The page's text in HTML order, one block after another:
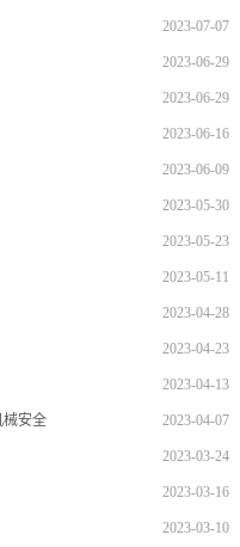
2023-07-07
2023-06-29
2023-06-29
2023-06-16
2023-06-09
2023-05-30
2023-05-23
2023-05-11
2023-04-28
2023-04-23
2023-04-13
2023-04-07
械安全
2023-03-24
2023-03-16
2023-03-10